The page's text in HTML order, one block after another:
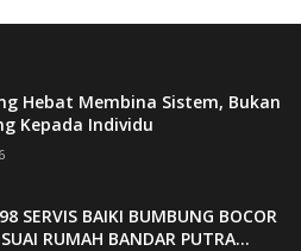
Hebat Membina Sistem, Bukan
Kepada Individu
SERVIS BAIKI BUMBUNG BOCOR
RUMAH BANDAR PUTRA...